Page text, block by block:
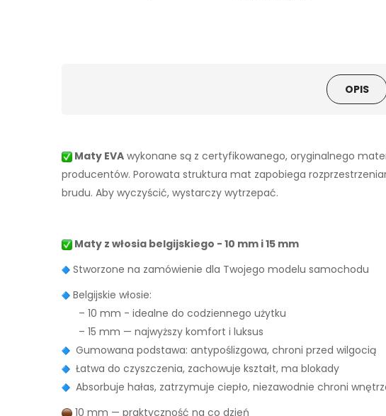
OPIS
Maty EVA wykonane są z certyfikowanego, oryginalnego
producentów. Porowata struktura mat zapobiega
brudu. Aby wyczyścić, wystarczy wytrzepać.
Maty z włosia belgijskiego - 10 mm i 15 mm
Stworzone na zamówienie dla Twojego modelu samochodu
Belgijskie włosie:
– 10 mm - idealne do codziennego użytku
– 15 mm — najwyższy komfort i luksus
Gumowana podstawa: antypoślizgowa, chroni przed wilgocią
Łatwa do czyszczenia, zachowuje kształt, ma blokady
Absorbuje hałas, zatrzymuje ciepło, niezawodnie chroni
10 mm — praktyczność na co dzień